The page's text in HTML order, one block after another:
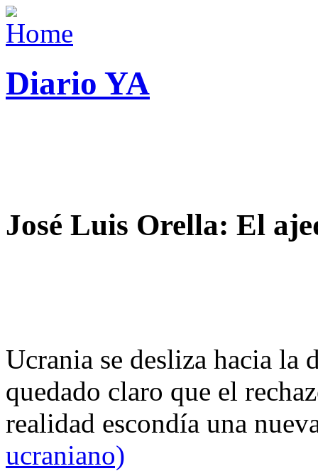
Diario YA
José Luis Orella: El
Ucrania se desliza hacia
quedado claro que el
realidad escondía una
ucraniano)